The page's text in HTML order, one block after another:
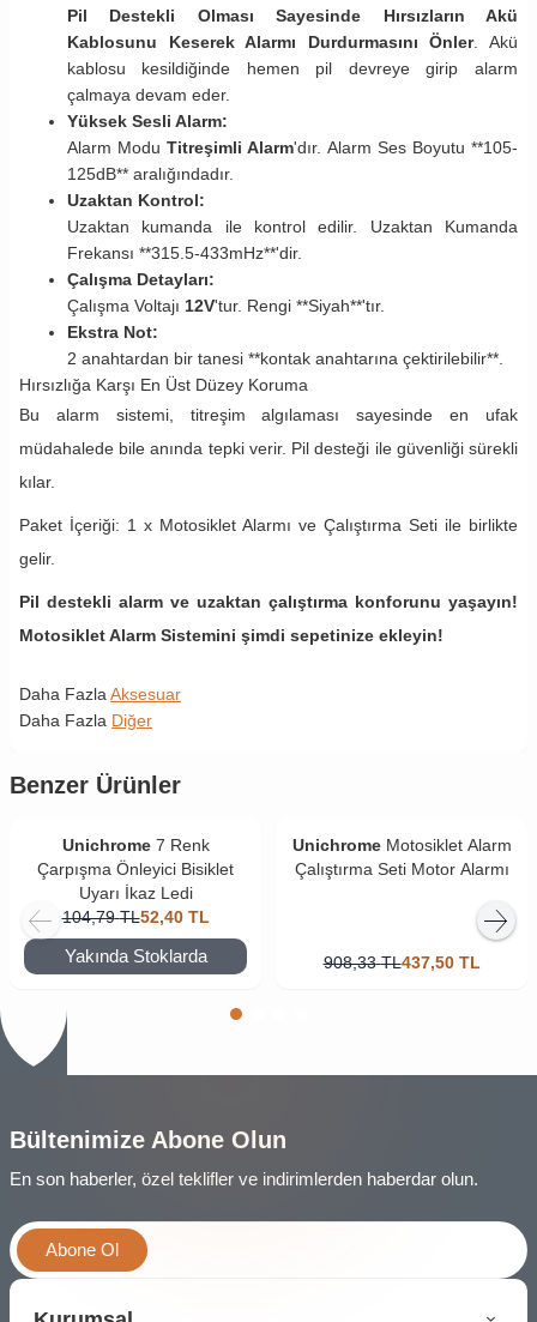
Pil Destekli Olması Sayesinde Hırsızların Akü
Kablosunu Keserek Alarmı Durdurmasını Önler. Akü
kablosu kesildiğinde hemen pil devreye girip alarm
çalmaya devam eder.
Yüksek Sesli Alarm:
Alarm ModuTitreşimli Alarm'dır. Alarm Ses Boyutu **105-
125dB** aralığındadır.
Uzaktan Kontrol:
Uzaktan kumanda ile kontrol edilir. Uzaktan Kumanda
Frekansı **315.5-433mHz**'dir.
Çalışma Detayları:
Çalışma Voltajı 12V'tur. Rengi **Siyah**'tır.
Ekstra Not:
2 anahtardan bir tanesi **kontak anahtarına çektirilebilir**.
Hırsızlığa Karşı En Üst Düzey Koruma
Bu alarm sistemi, titreşim algılaması sayesinde en ufak
müdahalede bile anında tepki verir. Pil desteği ile güvenliği sürekli
kılar.
Paket İçeriği: 1 x Motosiklet Alarmı ve Çalıştırma Seti ile birlikte
gelir.
Pil destekli alarm ve uzaktan çalıştırma konforunu yaşayın!
Motosiklet Alarm Sistemini şimdi sepetinize ekleyin!
Daha Fazla Aksesuar
Daha Fazla Diğer
Benzer Ürünler
Unichrome 7 Renk
Çarpışma Önleyici Bisiklet
Uyarı İkaz Ledi
104,79 TL52,40 TL
Yakında Stoklarda
Unichrome Motosiklet Alarm
Çalıştırma Seti Motor Alarmı
908,33 TL437,50 TL
Bültenimize Abone Olun
En son haberler, özel teklifler ve indirimlerden haberdar olun.
Abone Ol